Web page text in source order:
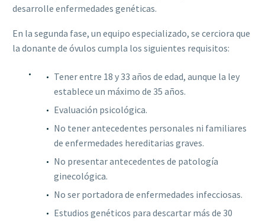
desarrolle enfermedades genéticas.
En la segunda fase, un equipo especializado, se cerciora que
la donante de óvulos cumpla los siguientes requisitos:
Tener entre 18 y 33 años de edad, aunque la ley
establece un máximo de 35 años.
Evaluación psicológica.
No tener antecedentes personales ni familiares
de enfermedades hereditarias graves.
No presentar antecedentes de patología
ginecológica.
No ser portadora de enfermedades infecciosas.
Estudios genéticos para descartar más de 30